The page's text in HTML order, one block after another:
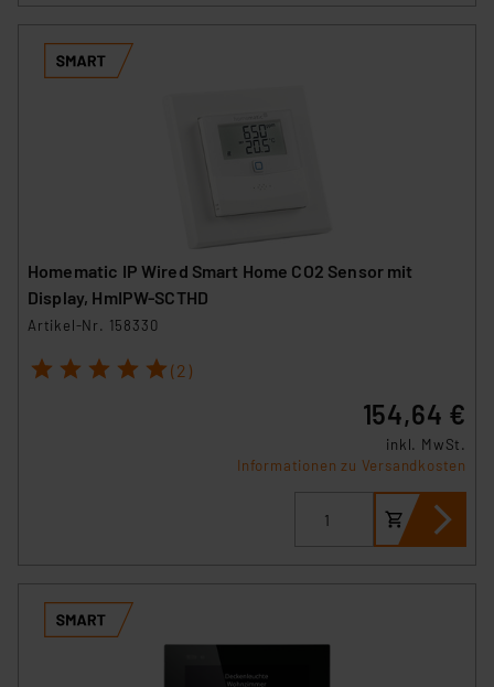
Homematic IP Wired Smart Home CO2 Sensor mit
Display, HmIPW-SCTHD
Artikel-Nr. 158330
1 2 3 4 5 (2)
154,64 €
inkl. MwSt.
Informationen zu Versandkosten